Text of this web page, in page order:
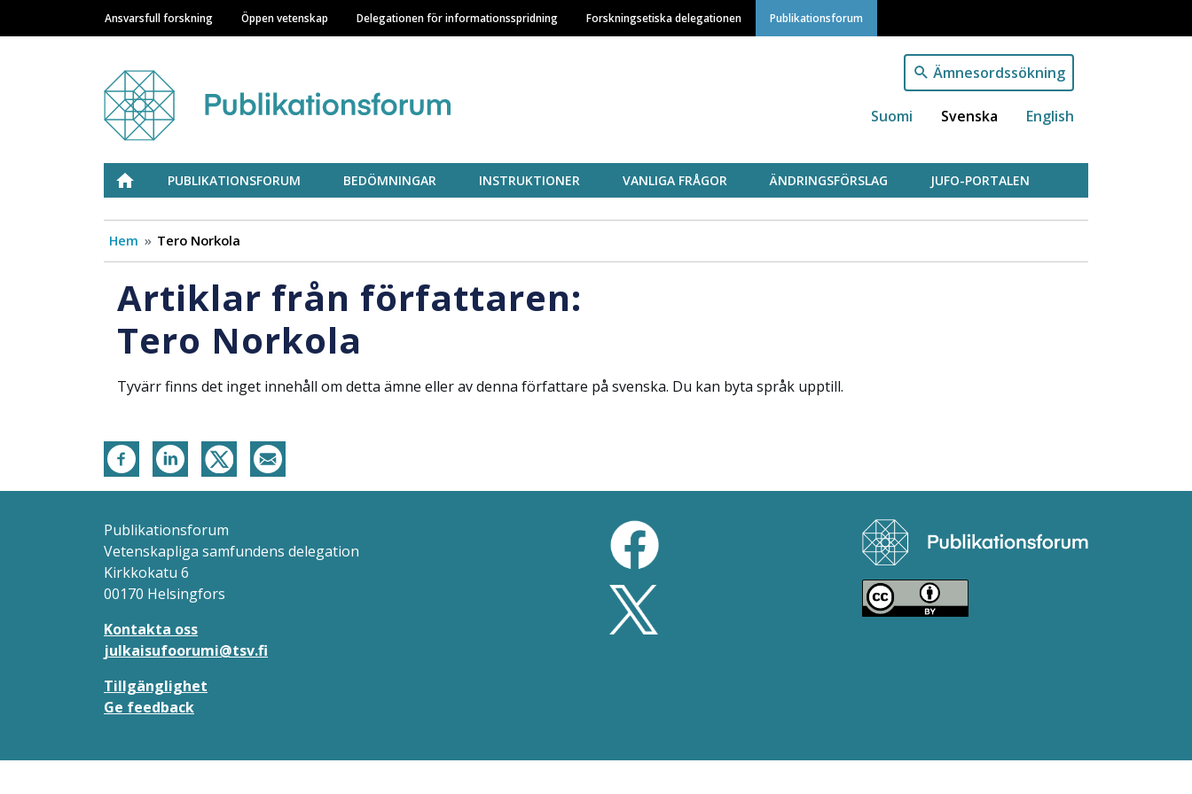
Hoppa
till
Main navigation
Ansvarsfull forskning Öppen vetenskap Delegationen för informationsspridning Forskningsetiska delegationen Publikationsforum
Ämnesordssökning
Suomi Svenska English
Julkaisufoorumi
ETUSIVUPUBLIKATIONSFORUM BEDÖMNINGAR INSTRUKTIONER VANLIGA FRÅGOR ÄNDRINGSFÖRSLAG JUFO-PORTALEN
Hem Tero Norkola
Artiklar från författaren:
Tero Norkola
Tyvärr finns det inget innehåll om detta ämne eller av denna författare på svenska. Du kan byta språk upptill.
Publikationsforum
Vetenskapliga samfundens delegation
Kirkkokatu 6
00170 Helsingfors
Kontakta oss
julkaisufoorumi@tsv.fi
Tillgänglighet
Ge feedback